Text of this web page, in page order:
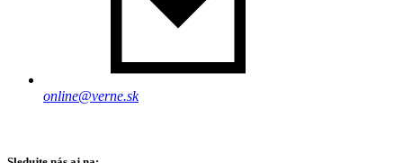
online@verne.sk